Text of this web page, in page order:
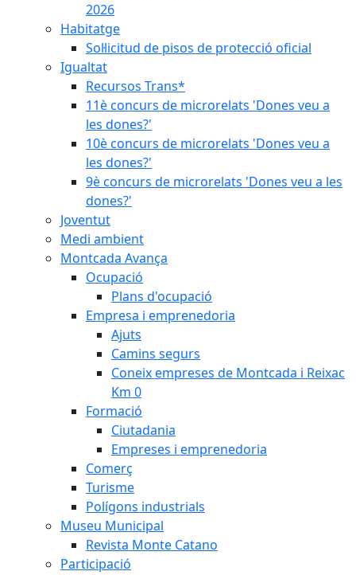
2026
Habitatge
Sol·licitud de pisos de protecció oficial
Igualtat
Recursos Trans*
11è concurs de microrelats 'Dones veu a
les dones?'
10è concurs de microrelats 'Dones veu a
les dones?'
9è concurs de microrelats 'Dones veu a les
dones?'
Joventut
Medi ambient
Montcada Avança
Ocupació
Plans d'ocupació
Empresa i emprenedoria
Ajuts
Camins segurs
Coneix empreses de Montcada i Reixac
Km 0
Formació
Ciutadania
Empreses i emprenedoria
Comerç
Turisme
Polígons industrials
Museu Municipal
Revista Monte Catano
Participació